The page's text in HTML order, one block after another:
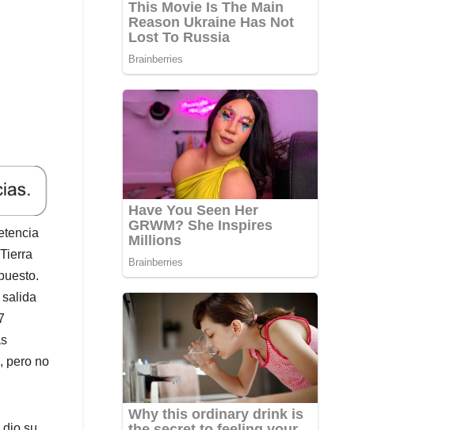
salida
pero no